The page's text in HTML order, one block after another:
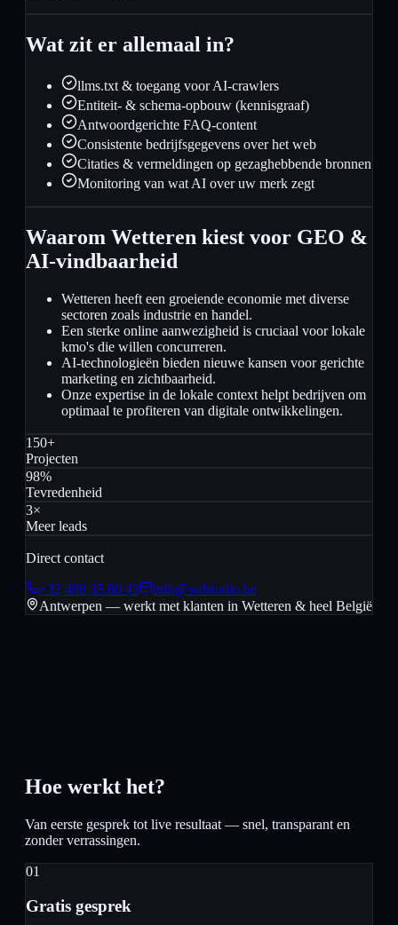
Wat zit er allemaal in?
llms.txt & toegang voor AI-crawlers
Entiteit- & schema-opbouw (kennisgraaf)
Antwoordgerichte FAQ-content
Consistente bedrijfsgegevens over het web
Citaties & vermeldingen op gezaghebbende bronnen
Monitoring van wat AI over uw merk zegt
Waarom Wetteren kiest voor GEO &
AI-vindbaarheid
Wetteren heeft een groeiende economie met diverse
sectoren zoals industrie en handel.
Een sterke online aanwezigheid is cruciaal voor lokale
kmo's die willen concurreren.
AI-technologieën bieden nieuwe kansen voor gerichte
marketing en zichtbaarheid.
Onze expertise in de lokale context helpt bedrijven om
optimaal te profiteren van digitale ontwikkelingen.
150+
Projecten
98%
Tevredenheid
3×
Meer leads
Direct contact
+32 488 35 60 43
info@wdstudio.be
Antwerpen — werkt met klanten in Wetteren & heel België
Hoe werkt het?
Van eerste gesprek tot live resultaat — snel, transparant en
zonder verrassingen.
01
Gratis gesprek